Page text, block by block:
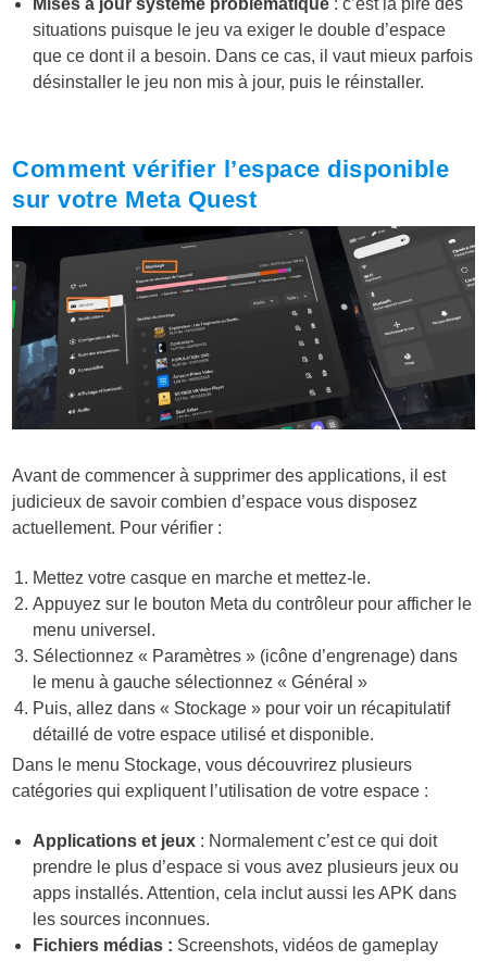
Mises à jour système problématique : c’est la pire des
situations puisque le jeu va exiger le double d’espace
que ce dont il a besoin. Dans ce cas, il vaut mieux parfois
désinstaller le jeu non mis à jour, puis le réinstaller.
Comment vérifier l’espace disponible
sur votre Meta Quest
Avant de commencer à supprimer des applications, il est
judicieux de savoir combien d’espace vous disposez
actuellement. Pour vérifier :
Mettez votre casque en marche et mettez-le.
Appuyez sur le bouton Meta du contrôleur pour afficher le
menu universel.
Sélectionnez « Paramètres » (icône d’engrenage) dans
le menu à gauche sélectionnez « Général »
Puis, allez dans « Stockage » pour voir un récapitulatif
détaillé de votre espace utilisé et disponible.
Dans le menu Stockage, vous découvrirez plusieurs
catégories qui expliquent l’utilisation de votre espace :
Applications et jeux : Normalement c’est ce qui doit
prendre le plus d’espace si vous avez plusieurs jeux ou
apps installés. Attention, cela inclut aussi les APK dans
les sources inconnues.
Fichiers médias : Screenshots, vidéos de gameplay